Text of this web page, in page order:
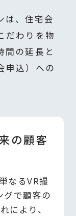
、住宅会
だわりを物
間の延長と
申込）への
の顧客
なるVR撮
グで顧客の
により、